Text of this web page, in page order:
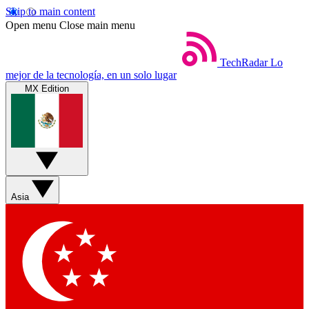
Skip to main content
Open menu Close main menu
TechRadar Lo
mejor de la tecnología, en un solo lugar
MX Edition
Asia